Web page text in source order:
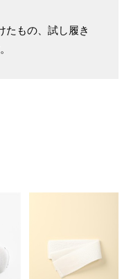
たもの、試し履き